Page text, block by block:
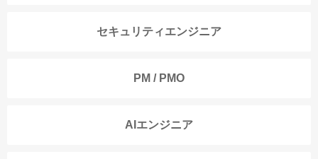
セキュリティエンジニア
PM / PMO
AIエンジニア